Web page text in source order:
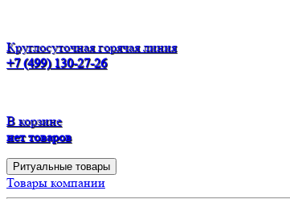
Круглосуточная горячая линия
+7 (499) 130-27-26
В корзине
нет товаров
Ритуальные товары
Товары компании